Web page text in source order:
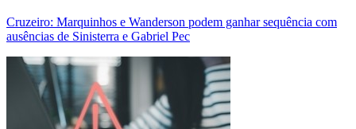
Cruzeiro: Marquinhos e Wanderson podem ganhar sequência com
ausências de Sinisterra e Gabriel Pec